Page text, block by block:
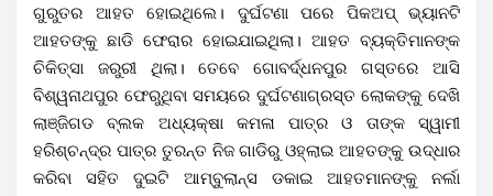
ଗୁରୁତର ଆହତ ହୋଇଥିଲେ। ଦୁର୍ଘଟଣା ପରେ ପିକଅପ୍ ଭ୍ୟାନଟି
ଆହତଙ୍କୁ ଛାଡି ଫେରାର ହୋଇଯାଇଥିଲା। ଆହତ ବ୍ୟକ୍ତିମାନଙ୍କ
ଚିକିତ୍ସା ଜରୁରୀ ଥିଲା। ତେବେ ଗୋବର୍ଦ୍ଧନପୁର ଗସ୍ତରେ ଆସି
ବିଶ୍ୱନାଥପୁର ଫେରୁଥିବା ସମୟରେ ଦୁର୍ଘଟଣାଗ୍ରସ୍ତ ଲୋକଙ୍କୁ ଦେଖି
ଲାଞ୍ଜିଗଡ ବ୍ଲକ ଅଧ୍ୟକ୍ଷା କମଳା ପାତ୍ର ଓ ତାଙ୍କ ସ୍ୱାମୀ
ହରିଶ୍ଚନ୍ଦ୍ର ପାତ୍ର ତୁରନ୍ତ ନିଜ ଗାଡିରୁ ଓହ୍ଲାଇ ଆହତଙ୍କୁ ଉଦ୍ଧାର
କରିବା ସହିତ ଦୁଇଟି ଆମ୍ବୁଲାନ୍ସ ଡକାଇ ଆହତମାନଙ୍କୁ ନର୍ଲା